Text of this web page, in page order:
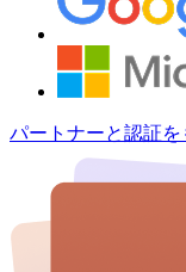
パートナーと認証を